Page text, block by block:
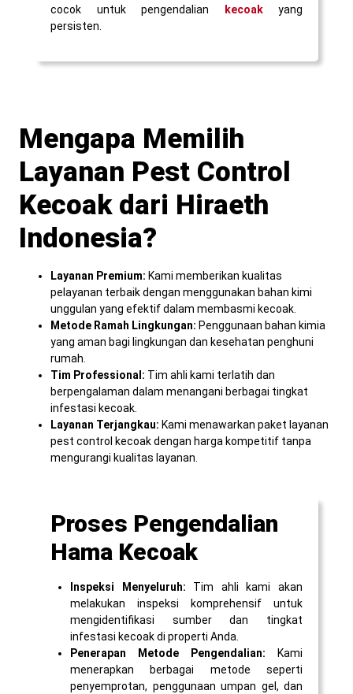
cocok untuk pengendalian kecoakyang
persisten.
Mengapa Memilih
Layanan Pest Control
Kecoak dari Hiraeth
Indonesia?
Layanan Premium: Kami memberikan kualitas
pelayanan terbaik dengan menggunakan bahan kimi
unggulan yang efektif dalam membasmi kecoak.
Metode Ramah Lingkungan: Penggunaan bahan kimia
yang aman bagi lingkungan dan kesehatan penghuni
rumah.
Tim Professional: Tim ahli kami terlatih dan
berpengalaman dalam menangani berbagai tingkat
infestasi kecoak.
Layanan Terjangkau: Kami menawarkan paket layanan
pest control kecoak dengan harga kompetitif tanpa
mengurangi kualitas layanan.
Proses Pengendalian
Hama Kecoak
Inspeksi Menyeluruh: Tim ahli kami akan
melakukan inspeksi komprehensif untuk
mengidentifikasi sumber dan tingkat
infestasi kecoak di properti Anda.
Penerapan Metode Pengendalian: Kami
menerapkan berbagai metode seperti
penyemprotan, penggunaan umpan gel, dan